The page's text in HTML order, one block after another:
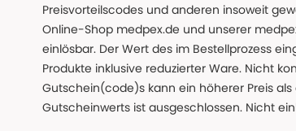
Preisvorteilscodes und anderen insoweit
Online-Shop medpex.de und unserer
einlösbar. Der Wert des im Bestellprozess
Produkte inklusive reduzierter Ware. Nicht
Gutschein(code)s kann ein höherer Preis
Gutscheinwerts ist ausgeschlossen. Nicht